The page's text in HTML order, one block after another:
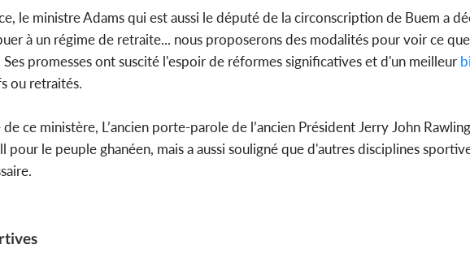
le ministre Adams qui est aussi le député de la circonscription de Buem a
à un régime de retraite... nous proposerons des modalités pour voir ce
promesses ont suscité l'espoir de réformes significatives et d'un meilleur
ou retraités.
ce ministère, L’ancien porte-parole de l’ancien Président Jerry John
le peuple ghanéen, mais a aussi souligné que d'autres disciplines